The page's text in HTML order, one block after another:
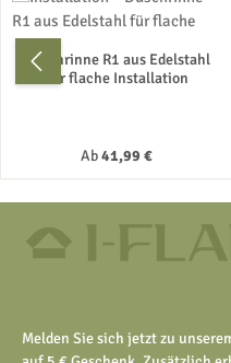
Duschrinne R1 aus Edelstahl
für flache Installation
Regulärer Preis:
Ab41,99 €
Melden Sie sich jetzt zu